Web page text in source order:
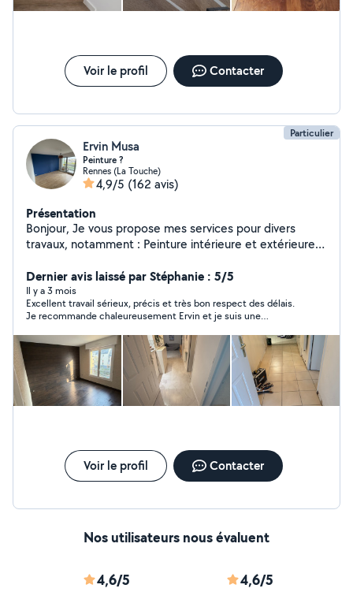
Voir le profil Contacter
Particulier
Ervin Musa
Peinture ?
Rennes (La Touche)
4,9/5 (162 avis)
Présentation
Bonjour, Je vous propose mes services pour divers
travaux, notamment : Peinture intérieure et extérieure
etc.), Isolation, Nettoyage et rénovation de façades,
Pose de papier peint et de papier à peindre, Petits
travaux de maçonnerie. Je travaille avec soin et
professionnalisme, pour répondre au mieux à vos
besoins, que ce soit pour votre maison ou votre
appartement. N'hésitez pas à me contacter pour plus
d'informations ou pour un devis. Cordialement, Ervin
Dernier avis laissé par Stéphanie : 5/5
Il y a 3 mois
Excellent travail sérieux, précis et très bon respect des délais.
Je recommande chaleureusement Ervin et je suis une
Voir le profil Contacter
Nos utilisateurs nous évaluent
4,6/5 4,6/5